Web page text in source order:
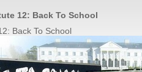
12: Back To School
Back To School